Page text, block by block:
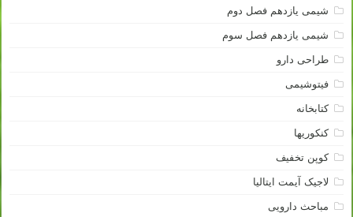
شیمی یازدهم فصل دوم
شیمی یازدهم فصل سوم
طراحی دارو
فیتوشیمی
کتابخانه
کنکوریها
کوپن تخفیف
لاجیک آیمت ایتالیا
مباحث دارویی